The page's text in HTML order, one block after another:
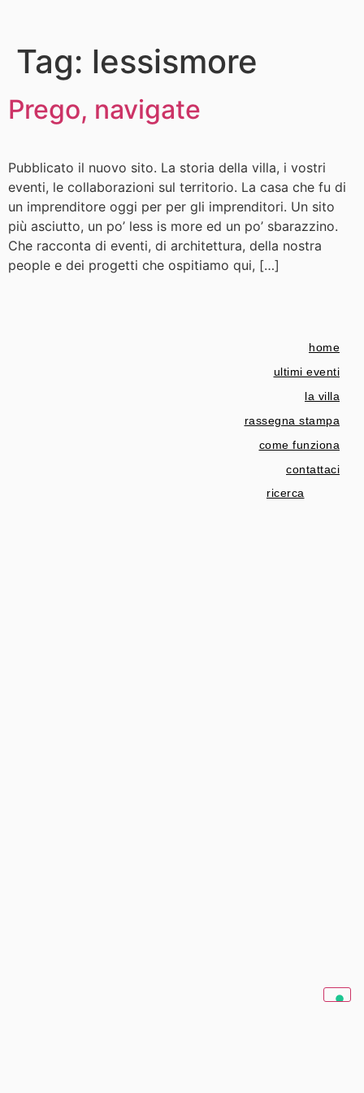
Tag: lessismore
Prego, navigate
Pubblicato il nuovo sito. La storia della villa, i vostri
eventi, le collaborazioni sul territorio. La casa che fu di
un imprenditore oggi per per gli imprenditori. Un sito
più asciutto, un po’ less is more ed un po’ sbarazzino.
Che racconta di eventi, di architettura, della nostra
people e dei progetti che ospitiamo qui, […]
home
ultimi eventi
la villa
rassegna stampa
come funziona
contattaci